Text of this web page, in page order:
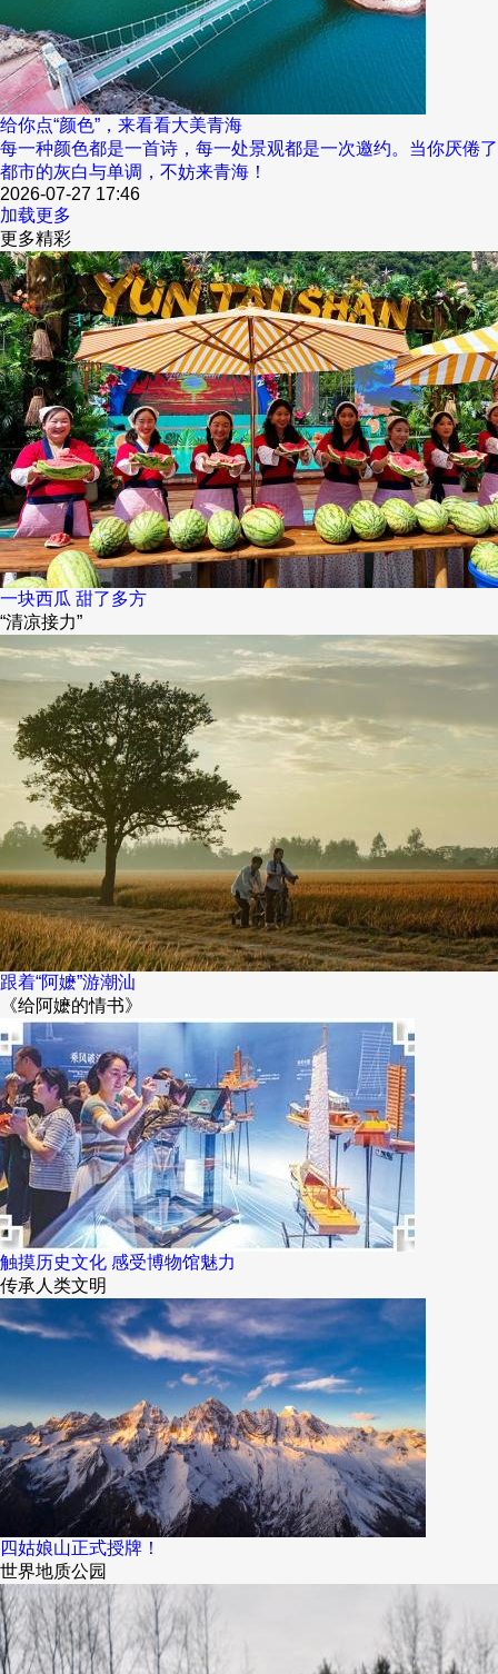
给你点“颜色”，来看看大美青海
每一种颜色都是一首诗，每一处景观都是一次邀约。当你厌倦了
都市的灰白与单调，不妨来青海！
2026-07-27 17:46
加载更多
更多精彩
一块西瓜 甜了多方
“清凉接力”
跟着“阿嬷”游潮汕
《给阿嬷的情书》
触摸历史文化 感受博物馆魅力
传承人类文明
四姑娘山正式授牌！
世界地质公园